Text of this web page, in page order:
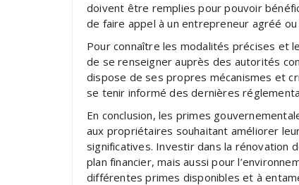
doivent être remplies pour pouvoir
de faire appel à un entrepreneur agréé
Pour connaître les modalités précises et
de se renseigner auprès des autorités
dispose de ses propres mécanismes et
se tenir informé des dernières
En conclusion, les primes
aux propriétaires souhaitant améliorer
significatives. Investir dans la rénovation
plan financier, mais aussi pour
différentes primes disponibles et à